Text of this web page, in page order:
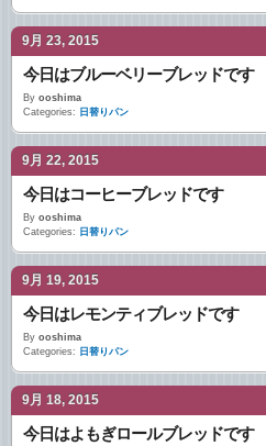
9月 23, 2015
今日はブルーベリーブレッドです
By ooshima
Categories: 日替りパン
9月 22, 2015
今日はコーヒーブレッドです
By ooshima
Categories: 日替りパン
9月 19, 2015
今日はレモンティブレッドです
By ooshima
Categories: 日替りパン
9月 18, 2015
今日はよもぎロールブレッドです